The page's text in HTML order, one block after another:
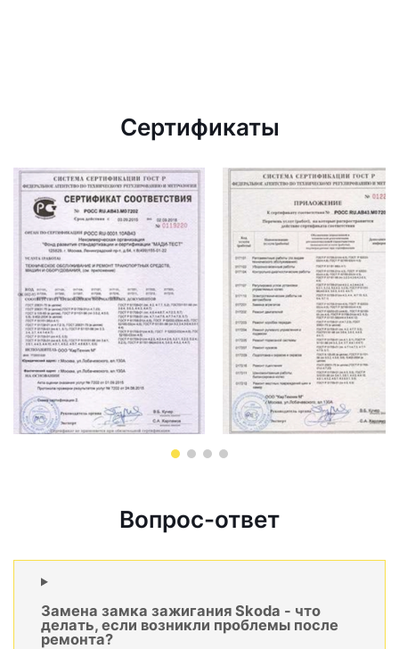
Сертификаты
Вопрос-ответ
Замена замка зажигания Skoda - что
делать, если возникли проблемы после
ремонта?